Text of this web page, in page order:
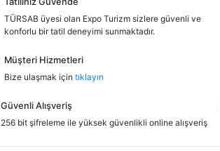
TÜRSAB üyesi olan Expo Turizm sizlere güvenli ve
konforlu bir tatil deneyimi sunmaktadır.
Müşteri Hizmetleri
Bize ulaşmak içintıklayın
Güvenli Alışveriş
256 bit şifreleme ile yüksek güvenlikli online alışveriş